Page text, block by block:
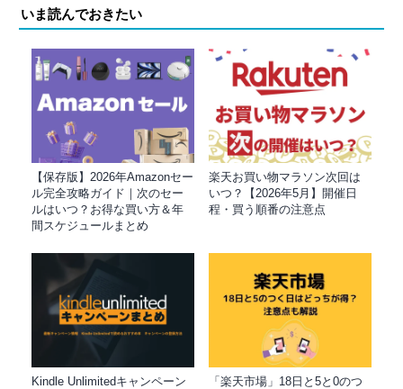
いま読んでおきたい
【保存版】2026年Amazonセー
ル完全攻略ガイド｜次のセー
ルはいつ？お得な買い方＆年
間スケジュールまとめ
楽天お買い物マラソン次回は
いつ？【2026年5月】開催日
程・買う順番の注意点
Kindle Unlimitedキャンペーン
「楽天市場」18日と5と0のつ